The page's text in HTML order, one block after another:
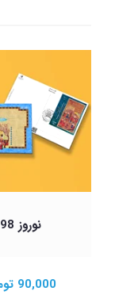
نوروز 98
90,000 تومان